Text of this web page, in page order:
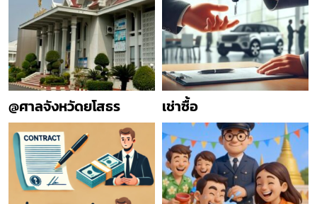
@ศาลจังหวัดยโสธร เช่าซื้อ